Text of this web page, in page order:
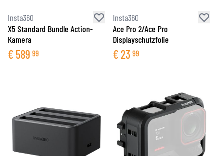
Insta360
X5 Standard Bundle Action-
Kamera
€ 589 99
Insta360
Ace Pro 2/Ace Pro
Displayschutzfolie
€23 99